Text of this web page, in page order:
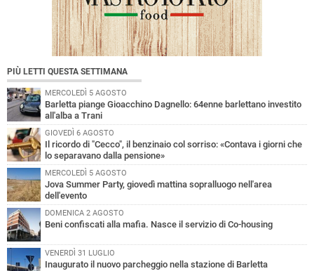
PIÙ LETTI QUESTA SETTIMANA
MERCOLEDÌ 5 AGOSTO
Barletta piange Gioacchino Dagnello: 64enne barlettano investito
all'alba a Trani
GIOVEDÌ 6 AGOSTO
Il ricordo di "Cecco", il benzinaio col sorriso: «Contava i giorni che
lo separavano dalla pensione»
MERCOLEDÌ 5 AGOSTO
Jova Summer Party, giovedì mattina sopralluogo nell'area
dell'evento
DOMENICA 2 AGOSTO
Beni confiscati alla mafia. Nasce il servizio di Co-housing
VENERDÌ 31 LUGLIO
Inaugurato il nuovo parcheggio nella stazione di Barletta